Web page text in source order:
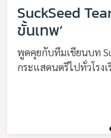
SuckSeed
ขั้นเทพ’
พูดคุยกับทีมเขียนบท
กระแสดนตรีไปทั่วโรง